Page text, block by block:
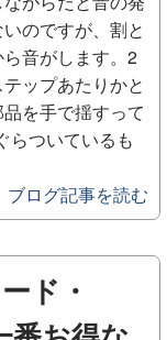
のですが、割と
音がします。2
ップあたりかと
を手で揺すって
らついているも
ブログ記事を読む
ド・